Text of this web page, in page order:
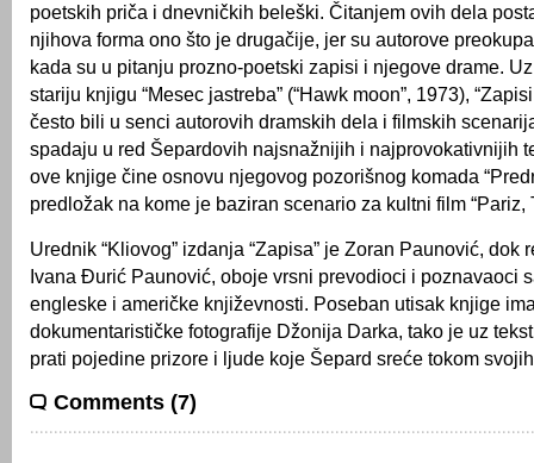
poetskih priča i dnevničkih beleški. Čitanjem ovih dela
njihova forma ono što je drugačije, jer su autorove
kada su u pitanju prozno-poetski zapisi i njegove drame.
stariju knjigu “Mesec jastreba” (“Hawk moon”, 1973),
često bili u senci autorovih dramskih dela i filmskih
spadaju u red Šepardovih najsnažnijih i najprovokativnijih
ove knjige čine osnovu njegovog pozorišnog komada
predložak na kome je baziran scenario za kultni film “Pariz,
Urednik “Kliovog” izdanja “Zapisa” je Zoran Paunović, dok
Ivana Đurić Paunović, oboje vrsni prevodioci i poznavaoci
engleske i američke književnosti. Poseban utisak knjige
dokumentarističke fotografije Džonija Darka, tako je uz
prati pojedine prizore i ljude koje Šepard sreće tokom
Comments (7)